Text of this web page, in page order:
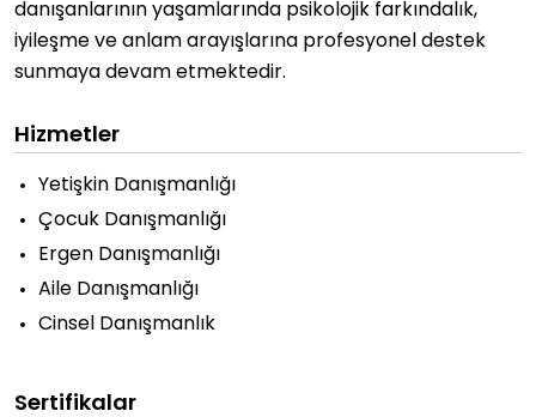
danışanlarının yaşamlarında psikolojik farkındalık,
iyileşme ve anlam arayışlarına profesyonel destek
sunmaya devam etmektedir.
Hizmetler
Yetişkin Danışmanlığı
Çocuk Danışmanlığı
Ergen Danışmanlığı
Aile Danışmanlığı
Cinsel Danışmanlık
Sertifikalar